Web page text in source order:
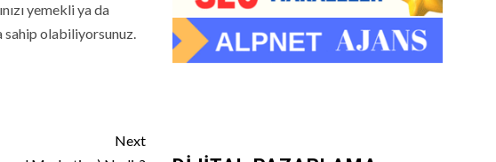
yemekli ya da
sahip olabiliyorsunuz.
Next